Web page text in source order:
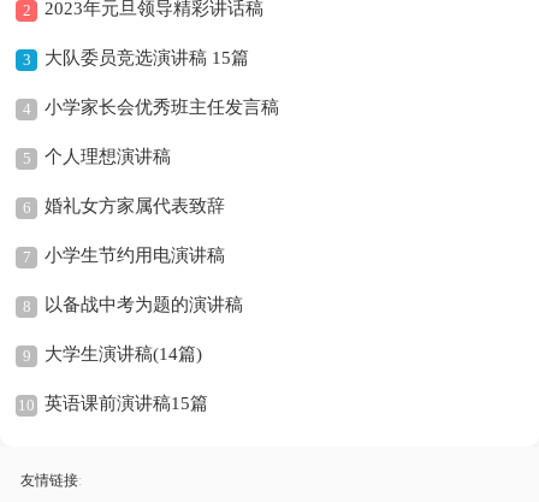
2 2023年元旦领导精彩讲话稿
3 大队委员竞选演讲稿 15篇
4 小学家长会优秀班主任发言稿
5 个人理想演讲稿
6 婚礼女方家属代表致辞
7 小学生节约用电演讲稿
8 以备战中考为题的演讲稿
9 大学生演讲稿(14篇)
10 英语课前演讲稿15篇
友情链接: